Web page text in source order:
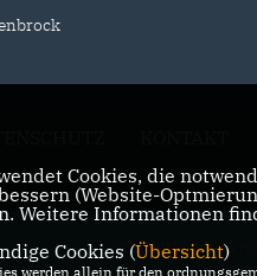
@2026 CDU Schloß
Cookies, die
(Website-
Weitere Informationen
Cookies (Übersicht)
werden allein für den